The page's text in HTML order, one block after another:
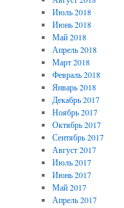
Июль 2018
Июнь 2018
Май 2018
Апрель 2018
Март 2018
Февраль 2018
Январь 2018
Декабрь 2017
Ноябрь 2017
Октябрь 2017
Сентябрь 2017
Август 2017
Июль 2017
Июнь 2017
Май 2017
Апрель 2017